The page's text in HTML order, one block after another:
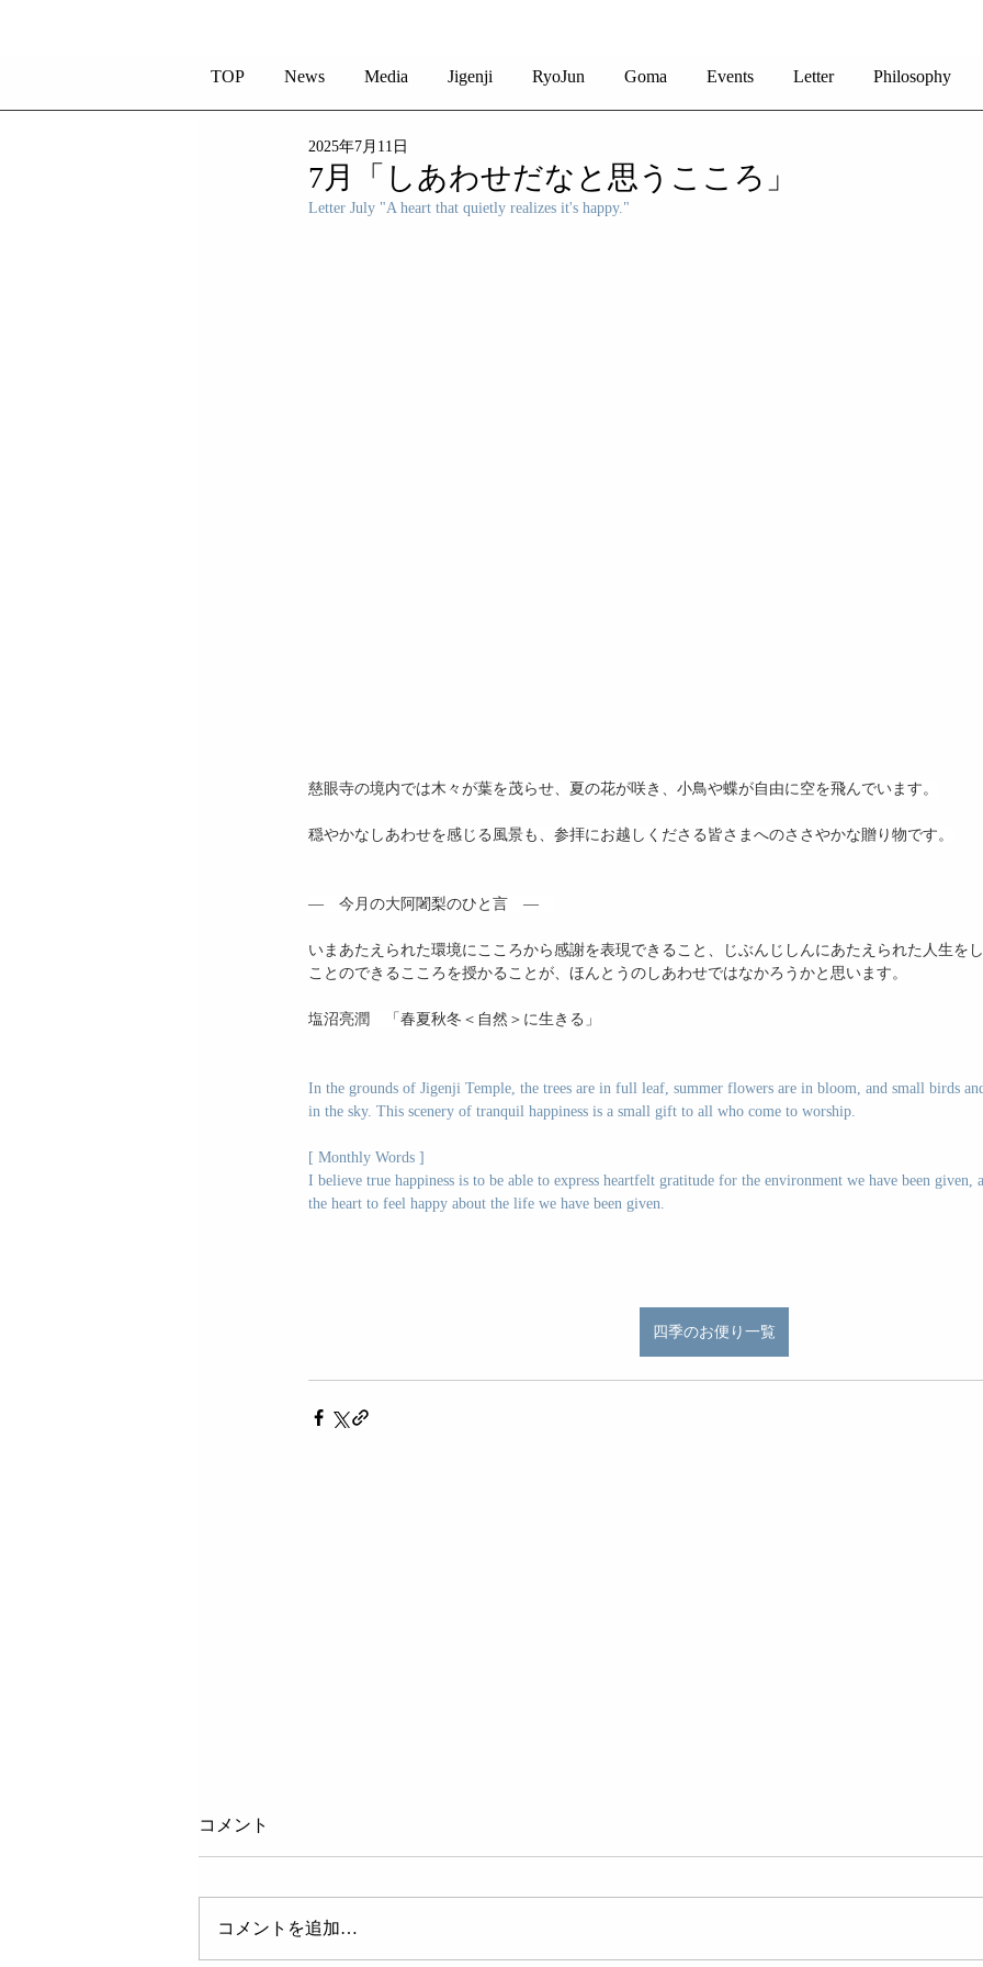
7月「しあわせだなと思うこころ」
2025年7月11日
Letter July "A heart that quietly realizes it's happy."
慈眼寺の境内では木々が葉を茂らせ、夏の花が咲き、小鳥や蝶が自由に空を飛んでいます。
穏やかなしあわせを感じる風景も、参拝にお越しくださる皆さまへのささやかな贈り物です。
―　今月の大阿闍梨のひと言　―
いまあたえられた環境にこころから感謝を表現できること、じぶんじしんにあたえられた人生を
ことのできるこころを授かることが、ほんとうのしあわせではなかろうかと思います。
塩沼亮潤　「春夏秋冬＜自然＞に生きる」
In the grounds of Jigenji Temple, the trees are in full leaf, summer flowers are in bloom, and small birds
in the sky. This scenery of tranquil happiness is a small gift to all who come to worship.
[ Monthly Words ]
I believe true happiness is to be able to express heartfelt gratitude for the environment we have been given,
the heart to feel happy about the life we ​​have been given.
四季のお便り一覧
コメント
コメントを追加…
TOP News Media Jigenji RyoJun Goma Events Letter Philosophy